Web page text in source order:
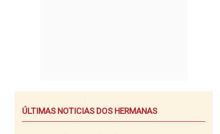
ÚLTIMAS NOTICIAS DOS HERMANAS